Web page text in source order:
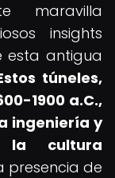
maravilla
insights
esta antigua
túneles,
1900 a.C.,
ingeniería y
la cultura
presencia de